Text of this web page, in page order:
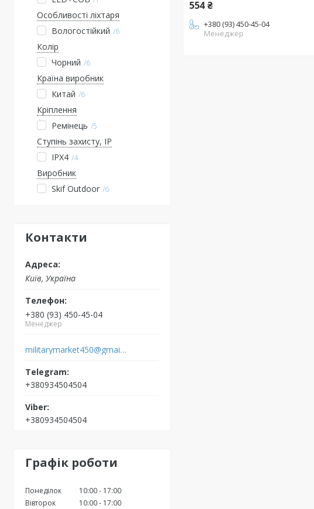
Особливості ліхтаря
Вологостійкий
6
Колір
Чорний
6
Країна виробник
Китай
6
Кріплення
Ремінець 5
Ступінь захисту, IP
IPX4 4
Виробник
Skif Outdoor 6
Контакти
Київ, Україна
+380 (93) 450-45-04
Менеджер
militarymarket450@gmail.com
+380934504504
+380934504504
Графік роботи
Понеділок 10:00
17:00
Вівторок
10:00 17:00
554 ₴
+380 (93) 450-45-04
Менеджер